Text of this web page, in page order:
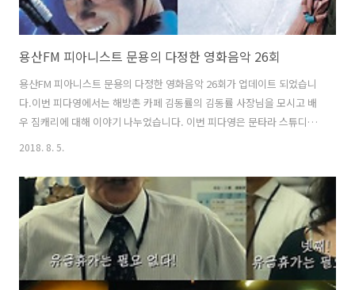
용산FM 피아니스트 문용의 다정한 영화음악 26회
용산FM 피아니스트 문용의 다정한 영화음악 26회가 업데이트 되었습니
다.이번 피다영에서는 해방촌 카페 김동률의 김동률 사장님을 모시고 배
우 짐캐리에 대해 이야기 나누었습니다. 이번 피다영은 문타라 스튜디오
에서 녹음되었습니다. 그럼 용산FM 피아니스트 문용의 다정한 영화음악
티]1부https://www.podty.me/episode/142299362부
https://www.podty.me/episode/14229937 [팟빵]1부
http://www.podbbang.com/ch/7604?e=22674820 2부
http://www.podbbang.com/ch/7604?e=22674826
2018. 8. 5.